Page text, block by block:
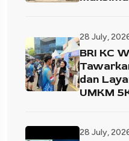
28 July,
BRI KC
dan
UMKM
28 July,